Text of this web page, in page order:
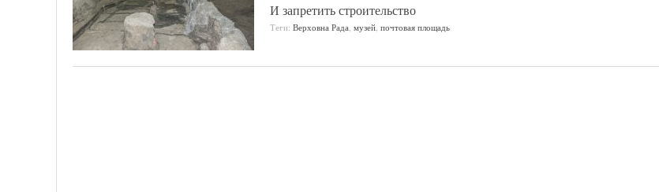
И запретить строительство
Теги: Верховна Рада музей почтовая площадь